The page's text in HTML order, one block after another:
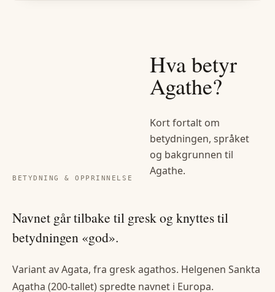
BETYDNING & OPPRINNELSE
Hva betyr
Agathe?
Kort fortalt om
betydningen, språket
og bakgrunnen til
Agathe.
Navnet går tilbake til gresk og knyttes til
betydningen «god».
Variant av Agata, fra gresk agathos. Helgenen Sankta
Agatha (200-tallet) spredte navnet i Europa.